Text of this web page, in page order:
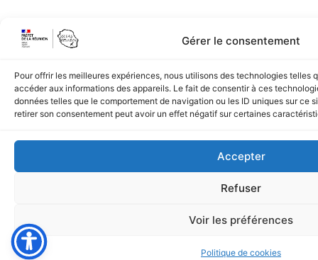
Gérer le consentement
Pour offrir les meilleures expériences, nous utilisons des technologies telles
accéder aux informations des appareils. Le fait de consentir à ces
données telles que le comportement de navigation ou les ID uniques sur ce
retirer son consentement peut avoir un effet négatif sur certaines
Accepter
Refuser
Voir les préférences
Politique de cookies